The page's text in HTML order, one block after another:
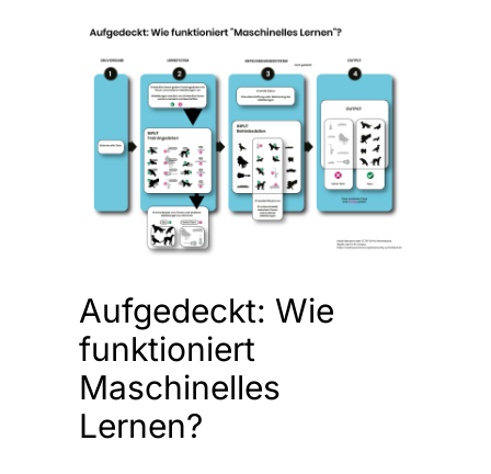
Aufgedeckt: Wie
funktioniert
Maschinelles
Lernen?